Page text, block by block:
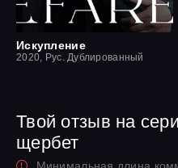
Искупление
2020, Рус. Дублированный
Твой отзыв на
щербет